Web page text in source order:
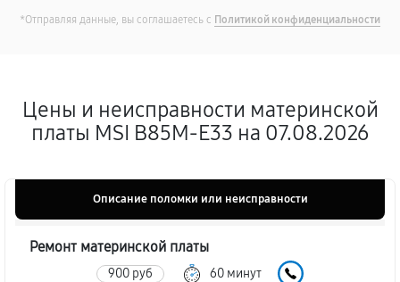
*Отправляя данные, вы соглашаетесь с Политикой конфиденциальности
Цены и неисправности материнской
платы MSI B85M-E33 на 07.08.2026
Описание поломки или неисправности
Ремонт материнской платы
900 руб 60 минут